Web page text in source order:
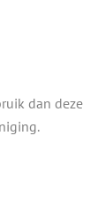
dan deze